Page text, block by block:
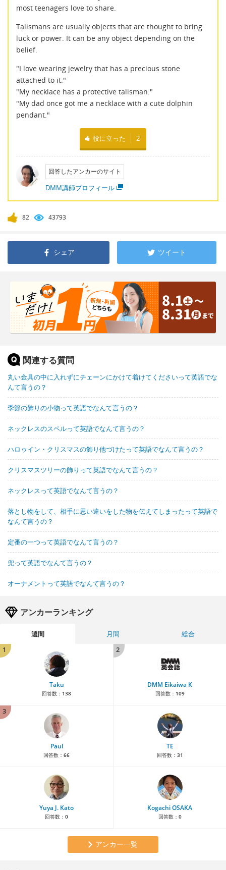
most teenagers love to share.
Talismans are usually objects that are thought to bring
luck or power. It can be any object depending on the
belief.
"I love wearing jewelry that has a precious stone
attached to it."
"My necklace has a protective talisman."
"My dad once got me a necklace with a cute dolphin
pendant."
役に立った 2
回答したアンカーのサイト
DMM講師プロフィール
82 43793
シェア ツイート
関連する質問
丸い金具の中に入れずにチェーンにかけて着けてくださいって英語でな
んて言うの？
季節の飾りの小物って英語でなんて言うの？
ネックレスのスペルって英語でなんて言うの？
ハロゥイン・クリスマスの飾り他づけたって英語でなんて言うの？
クリスマスツリーの飾りって英語でなんて言うの？
ネックレスって英語でなんて言うの？
落とし物をして、相手に思い違いをした物を伝えてしまったって英語で
なんて言うの？
定番の一つって英語でなんて言うの？
兜って英語でなんて言うの？
オーナメントって英語でなんて言うの？
アンカーランキング
週間 月間
総合
1
Taku
回答数： 138
2
DMM Eikaiwa K
回答数： 109
3
Paul
回答数： 66
TE
回答数： 31
Yuya J. Kato
回答数： 0
Kogachi OSAKA
回答数： 0
アンカー一覧